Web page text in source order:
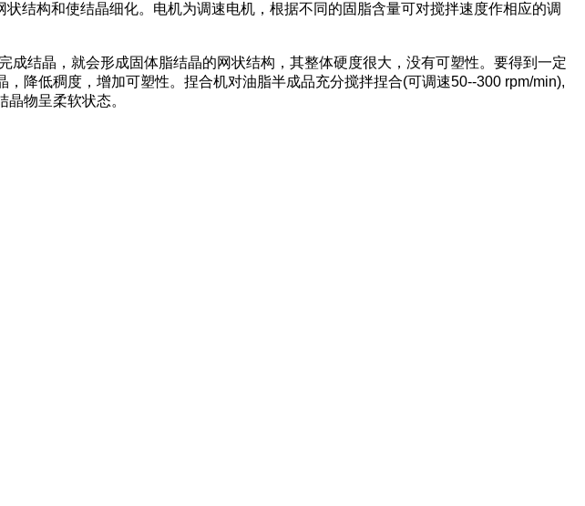
结构和使结晶细化。电机为调速电机，根据不同的固脂含量可对搅拌速度作相应的调
结晶，就会形成固体脂结晶的网状结构，其整体硬度很大，没有可塑性。要得到一定
降低稠度，增加可塑性。捏合机对油脂半成品充分搅拌捏合(可调速50--300 rpm/min),
物呈柔软状态。